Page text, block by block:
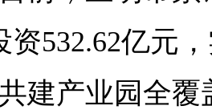
资532.62亿元
建产业园全